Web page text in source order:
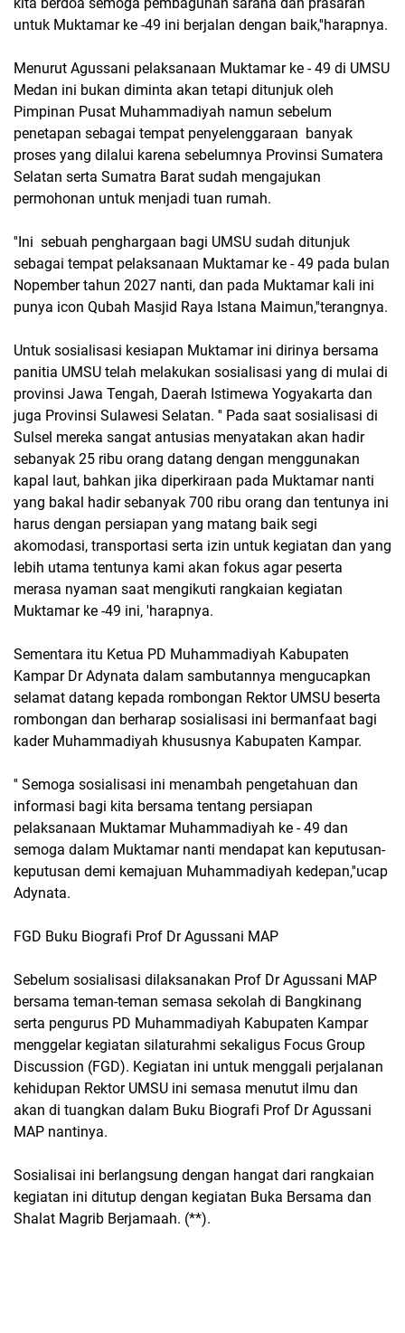
untuk Muktamar ke -49 ini berjalan dengan baik,''harapnya.
Menurut Agussani pelaksanaan Muktamar ke - 49 di UMSU
Medan ini bukan diminta akan tetapi ditunjuk oleh
Pimpinan Pusat Muhammadiyah namun sebelum
penetapan sebagai tempat penyelenggaraan banyak
proses yang dilalui karena sebelumnya Provinsi Sumatera
Selatan serta Sumatra Barat sudah mengajukan
permohonan untuk menjadi tuan rumah.
''Ini sebuah penghargaan bagi UMSU sudah ditunjuk
sebagai tempat pelaksanaan Muktamar ke - 49 pada bulan
Nopember tahun 2027 nanti, dan pada Muktamar kali ini
punya icon Qubah Masjid Raya Istana Maimun,''terangnya.
Untuk sosialisasi kesiapan Muktamar ini dirinya bersama
panitia UMSU telah melakukan sosialisasi yang di mulai di
provinsi Jawa Tengah, Daerah Istimewa Yogyakarta dan
juga Provinsi Sulawesi Selatan. '' Pada saat sosialisasi di
Sulsel mereka sangat antusias menyatakan akan hadir
sebanyak 25 ribu orang datang dengan menggunakan
kapal laut, bahkan jika diperkiraan pada Muktamar nanti
yang bakal hadir sebanyak 700 ribu orang dan tentunya ini
harus dengan persiapan yang matang baik segi
akomodasi, transportasi serta izin untuk kegiatan dan yang
lebih utama tentunya kami akan fokus agar peserta
merasa nyaman saat mengikuti rangkaian kegiatan
Muktamar ke -49 ini, 'harapnya.
Sementara itu Ketua PD Muhammadiyah Kabupaten
Kampar Dr Adynata dalam sambutannya mengucapkan
selamat datang kepada rombongan Rektor UMSU beserta
rombongan dan berharap sosialisasi ini bermanfaat bagi
kader Muhammadiyah khususnya Kabupaten Kampar.
'' Semoga sosialisasi ini menambah pengetahuan dan
informasi bagi kita bersama tentang persiapan
pelaksanaan Muktamar Muhammadiyah ke - 49 dan
semoga dalam Muktamar nanti mendapat kan keputusan-
keputusan demi kemajuan Muhammadiyah kedepan,''ucap
Adynata.
FGD Buku Biografi Prof Dr Agussani MAP
Sebelum sosialisasi dilaksanakan Prof Dr Agussani MAP
bersama teman-teman semasa sekolah di Bangkinang
serta pengurus PD Muhammadiyah Kabupaten Kampar
menggelar kegiatan silaturahmi sekaligus Focus Group
Discussion (FGD). Kegiatan ini untuk menggali perjalanan
kehidupan Rektor UMSU ini semasa menutut ilmu dan
akan di tuangkan dalam Buku Biografi Prof Dr Agussani
MAP nantinya.
Sosialisai ini berlangsung dengan hangat dari rangkaian
kegiatan ini ditutup dengan kegiatan Buka Bersama dan
Shalat Magrib Berjamaah. (**).